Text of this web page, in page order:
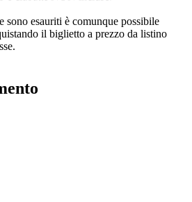
sono esauriti è comunque possibile
il biglietto a prezzo da listino